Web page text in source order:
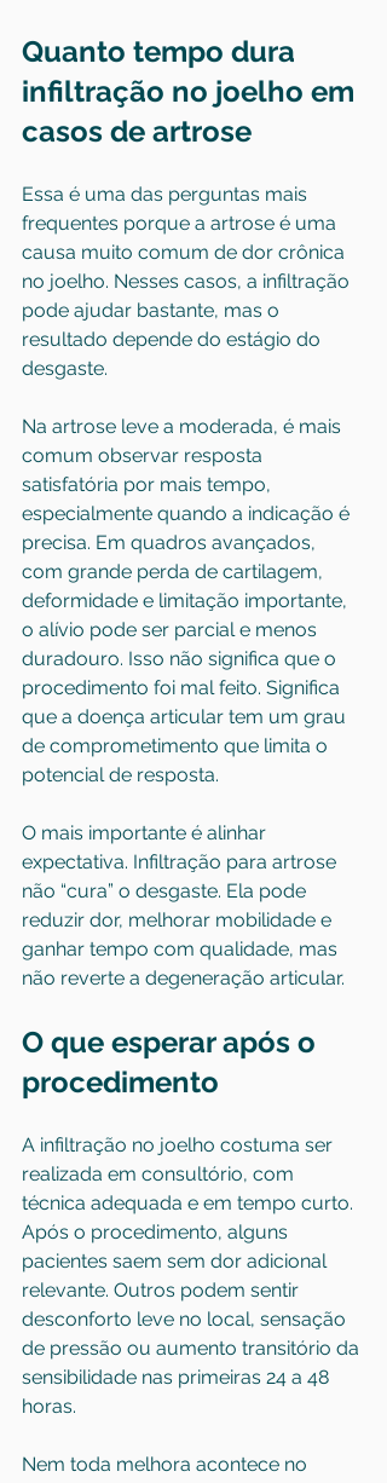
Quanto tempo dura
infiltração no joelho em
casos de artrose
Essa é uma das perguntas mais
frequentes porque a artrose é uma
causa muito comum de dor crônica
no joelho. Nesses casos, a infiltração
pode ajudar bastante, mas o
resultado depende do estágio do
desgaste.
Na artrose leve a moderada, é mais
comum observar resposta
satisfatória por mais tempo,
especialmente quando a indicação é
precisa. Em quadros avançados,
com grande perda de cartilagem,
deformidade e limitação importante,
o alívio pode ser parcial e menos
duradouro. Isso não significa que o
procedimento foi mal feito. Significa
que a doença articular tem um grau
de comprometimento que limita o
potencial de resposta.
O mais importante é alinhar
expectativa. Infiltração para artrose
não “cura” o desgaste. Ela pode
reduzir dor, melhorar mobilidade e
ganhar tempo com qualidade, mas
não reverte a degeneração articular.
O que esperar após o
procedimento
A infiltração no joelho costuma ser
realizada em consultório, com
técnica adequada e em tempo curto.
Após o procedimento, alguns
pacientes saem sem dor adicional
relevante. Outros podem sentir
desconforto leve no local, sensação
de pressão ou aumento transitório da
sensibilidade nas primeiras 24 a 48
horas.
Nem toda melhora acontece no